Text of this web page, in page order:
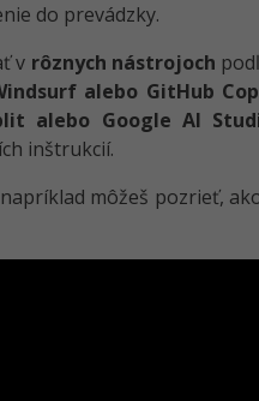
do prevádzky.
v rôznych nástrojoch
alebo GitHub
alebo Google AI
inštrukcií.
môžeš pozrieť,